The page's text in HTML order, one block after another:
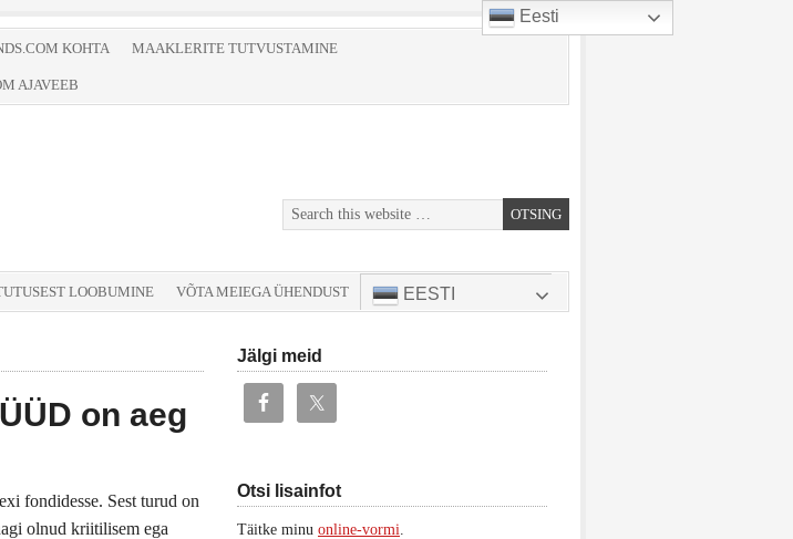
KOHTA MAAKLERITE TUTVUSTAMINE
AJAVEEB
LOOBUMINE VÕTA MEIEGA ÜHENDUST EESTI
on aeg
fondidesse. Sest turud on
olnud kriitilisem ega
Jälgi meid
Otsi lisainfot
Täitke minu online-vormi.
Eesti